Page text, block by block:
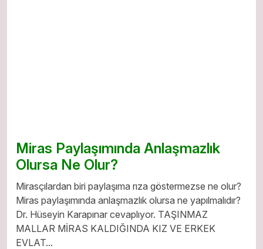
Miras Paylaşımında Anlaşmazlık
Olursa Ne Olur?
Mirasçılardan biri paylaşıma rıza göstermezse ne olur?
Miras paylaşımında anlaşmazlık olursa ne yapılmalıdır?
Dr. Hüseyin Karapınar cevaplıyor. TAŞINMAZ
MALLAR MİRAS KALDIĞINDA KIZ VE ERKEK
EVLAT...